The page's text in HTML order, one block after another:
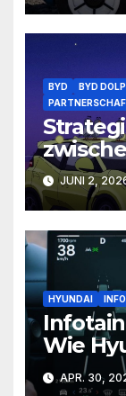
BYD BYD
JUNI 2,
HYUNDAI
Wie
APR. 30,